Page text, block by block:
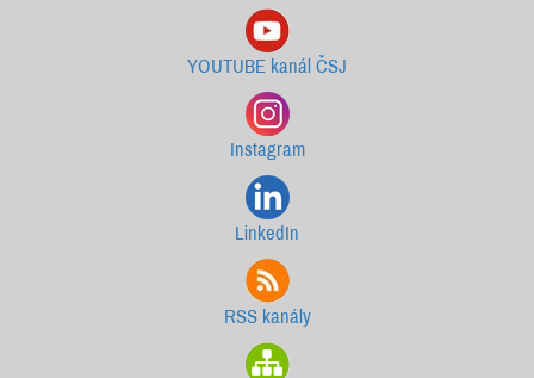
YOUTUBE kanál ČSJ
Instagram
LinkedIn
RSS kanály